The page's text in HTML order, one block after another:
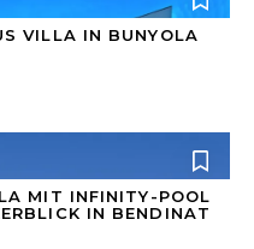
VILLA IN BUNYOLA
MIT INFINITY-POOL
IN BENDINAT